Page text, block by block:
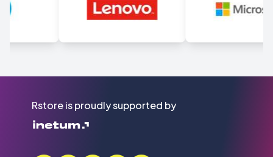
Rstore is proudly supported by